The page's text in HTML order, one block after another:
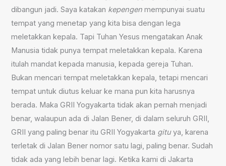
dibangun jadi. Saya katakan kepengen mempunyai suatu
tempat yang menetap yang kita bisa dengan lega
meletakkan kepala. Tapi Tuhan Yesus mengatakan Anak
Manusia tidak punya tempat meletakkan kepala. Karena
itulah mandat kepada manusia, kepada gereja Tuhan.
Bukan mencari tempat meletakkan kepala, tetapi mencari
tempat untuk diutus keluar ke mana pun kita harusnya
berada. Maka GRII Yogyakarta tidak akan pernah menjadi
benar, walaupun ada di Jalan Bener, di dalam seluruh GRII,
GRII yang paling benar itu GRII Yogyakarta gituya, karena
terletak di Jalan Bener nomor satu lagi, paling benar. Sudah
tidak ada yang lebih benar lagi. Ketika kami di Jakarta